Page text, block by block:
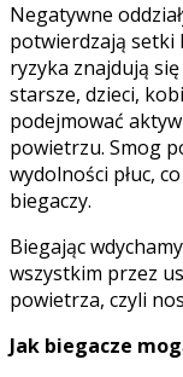
Negatywne
potwierdzają setki
ryzyka znajdują
starsze, dzieci,
podejmować
powietrzu. Smog
wydolności płuc,
biegaczy.
Biegając
wszystkim przez
powietrza, czyli
Jak biegacze